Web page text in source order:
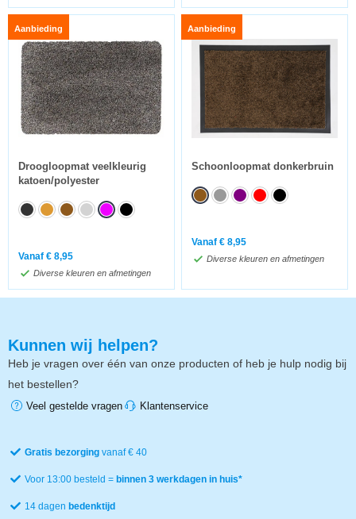
Aanbieding
Droogloopmat veelkleurig
katoen/polyester
Vanaf € 8,95
Diverse kleuren en afmetingen
Aanbieding
Schoonloopmat donkerbruin
Vanaf € 8,95
Diverse kleuren en afmetingen
Kunnen wij helpen?
Heb je vragen over één van onze producten of heb je hulp nodig bij
het bestellen?
Veel gestelde vragen Klantenservice
Gratis bezorgingvanaf € 40
Voor 13:00 besteld =binnen 3 werkdagen in huis*
14 dagenbedenktijd